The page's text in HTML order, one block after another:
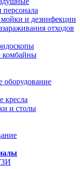
и дезинфекции
отходов
комбайны
оборудование
кресла
и столы